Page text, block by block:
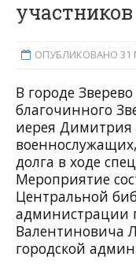
ОПУБЛИКОВАНО 31
В городе
благочинного
иерея Димитрия
долга в ходе
Мероприятие
Центральной
администрации
Валентиновича
городской